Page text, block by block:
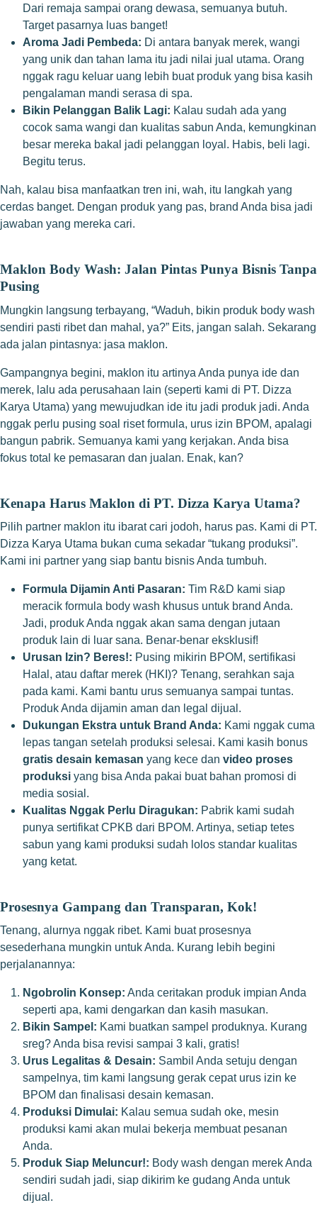
Dari remaja sampai orang dewasa, semuanya butuh.
Target pasarnya luas banget!
Aroma Jadi Pembeda: Di antara banyak merek, wangi
yang unik dan tahan lama itu jadi nilai jual utama. Orang
nggak ragu keluar uang lebih buat produk yang bisa kasih
pengalaman mandi serasa di spa.
Bikin Pelanggan Balik Lagi: Kalau sudah ada yang
cocok sama wangi dan kualitas sabun Anda, kemungkinan
besar mereka bakal jadi pelanggan loyal. Habis, beli lagi.
Begitu terus.
Nah, kalau bisa manfaatkan tren ini, wah, itu langkah yang
cerdas banget. Dengan produk yang pas, brand Anda bisa jadi
jawaban yang mereka cari.
Maklon Body Wash: Jalan Pintas Punya Bisnis Tanpa
Pusing
Mungkin langsung terbayang, “Waduh, bikin produk body wash
sendiri pasti ribet dan mahal, ya?” Eits, jangan salah. Sekarang
ada jalan pintasnya: jasa maklon.
Gampangnya begini, maklon itu artinya Anda punya ide dan
merek, lalu ada perusahaan lain (seperti kami di PT. Dizza
Karya Utama) yang mewujudkan ide itu jadi produk jadi. Anda
nggak perlu pusing soal riset formula, urus izin BPOM, apalagi
bangun pabrik. Semuanya kami yang kerjakan. Anda bisa
fokus total ke pemasaran dan jualan. Enak, kan?
Kenapa Harus Maklon di PT. Dizza Karya Utama?
Pilih partner maklon itu ibarat cari jodoh, harus pas. Kami di PT.
Dizza Karya Utama bukan cuma sekadar “tukang produksi”.
Kami ini partner yang siap bantu bisnis Anda tumbuh.
Formula Dijamin Anti Pasaran: Tim R&D kami siap
meracik formula body wash khusus untuk brand Anda.
Jadi, produk Anda nggak akan sama dengan jutaan
produk lain di luar sana. Benar-benar eksklusif!
Urusan Izin? Beres!: Pusing mikirin BPOM, sertifikasi
Halal, atau daftar merek (HKI)? Tenang, serahkan saja
pada kami. Kami bantu urus semuanya sampai tuntas.
Produk Anda dijamin aman dan legal dijual.
Dukungan Ekstra untuk Brand Anda: Kami nggak cuma
lepas tangan setelah produksi selesai. Kami kasih bonus
gratis desain kemasan yang kece dan video proses
produksi yang bisa Anda pakai buat bahan promosi di
media sosial.
Kualitas Nggak Perlu Diragukan: Pabrik kami sudah
punya sertifikat CPKB dari BPOM. Artinya, setiap tetes
sabun yang kami produksi sudah lolos standar kualitas
yang ketat.
Prosesnya Gampang dan Transparan, Kok!
Tenang, alurnya nggak ribet. Kami buat prosesnya
sesederhana mungkin untuk Anda. Kurang lebih begini
perjalanannya:
Ngobrolin Konsep: Anda ceritakan produk impian Anda
seperti apa, kami dengarkan dan kasih masukan.
Bikin Sampel: Kami buatkan sampel produknya. Kurang
sreg? Anda bisa revisi sampai 3 kali, gratis!
Urus Legalitas & Desain: Sambil Anda setuju dengan
sampelnya, tim kami langsung gerak cepat urus izin ke
BPOM dan finalisasi desain kemasan.
Produksi Dimulai: Kalau semua sudah oke, mesin
produksi kami akan mulai bekerja membuat pesanan
Anda.
Produk Siap Meluncur!: Body wash dengan merek Anda
sendiri sudah jadi, siap dikirim ke gudang Anda untuk
dijual.